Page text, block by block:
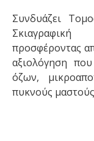
Συνδυάζει
προσφέροντας
αξιολόγηση
όζων,
πυκνούς